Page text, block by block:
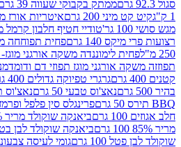
ממתק בקבוקי שעווה 39 גרם
סוכריות
200 גרם
איטריות אורז מקלות 600 גרם
טודיי חטיף חלבון קרמל מלוח 65 גרם
140 גרם
פחית תפוחחה משקה אורגני
לימוננדה משקה אורגני מוגז- לימון וליים 250 מ"ל
מוגז תפוזי דם ודומדמניות 250 מ"ל
גרגרי טפיוקה גדולים 400 גרם
מיסו כהה 500
נאצ'וס טבעי 50 גרם
נאצ'וס תירס כחול 50 גרם
פרינגלס סין פלפל ופרמזן 110 גרם
ביאנקה שוקולד מריר 72% 100 גרם
ביאנקה שוקולד לבן בטעם קרמל 100 גרם
גרם
גומי לעיסה צבעוני 1 ק"ג